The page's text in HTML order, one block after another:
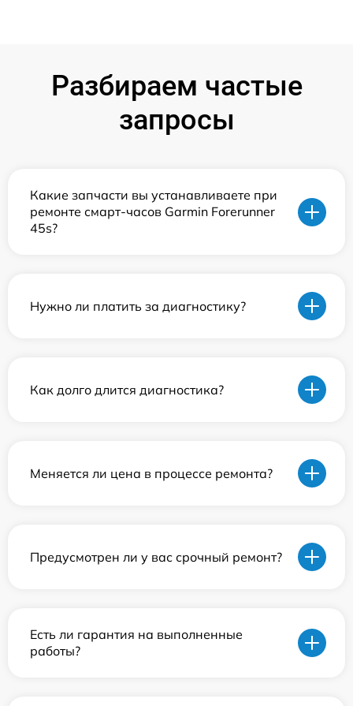
Разбираем частые
запросы
Какие запчасти вы устанавливаете при
ремонте смарт-часов Garmin Forerunner
45s?
Нужно ли платить за диагностику?
Как долго длится диагностика?
Меняется ли цена в процессе ремонта?
Предусмотрен ли у вас срочный ремонт?
Есть ли гарантия на выполненные
работы?